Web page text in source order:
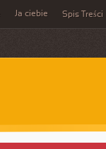
Ja ciebie Spis Treści